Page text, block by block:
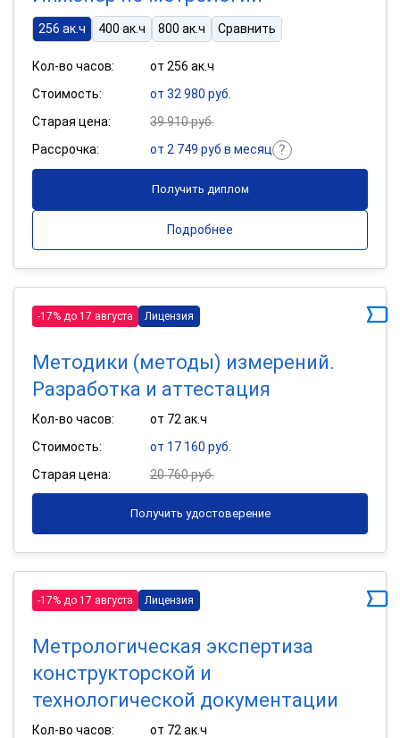
256 ак.ч 400 ак.ч 800 ак.ч Сравнить
Кол-во часов:
от 256 ак.ч
Стоимость:
от 32 980 руб.
Старая цена:
39 910 руб.
Рассрочка:
от 2 749 руб в месяц
Получить диплом
Подробнее
-17% до 17 августа Лицензия
Методики (методы) измерений.
Разработка и аттестация
Кол-во часов:
от 72 ак.ч
Стоимость:
от 17 160 руб.
Старая цена:
20 760 руб.
Получить удостоверение
-17% до 17 августа Лицензия
Метрологическая экспертиза
конструкторской и
технологической документации
Кол-во часов:
от 72 ак.ч